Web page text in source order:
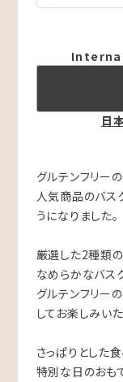
日
グルテンフリー
人気商品のバス
うになりました。
厳選した2種類
なめらかなバス
グルテンフリー
してお楽しみい
さっぱりとした
特別な日のおも